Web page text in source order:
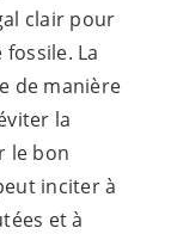
clair pour
La
de manière
la
le bon
inciter à
et à